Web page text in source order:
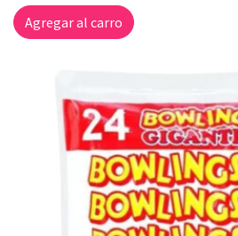
Agregar al carro